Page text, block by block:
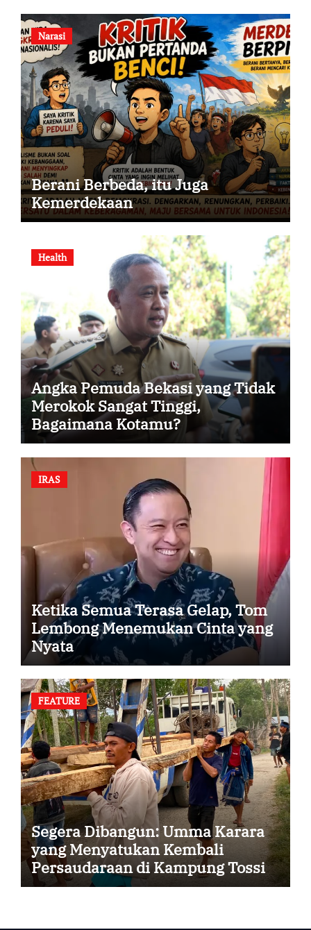
Narasi
Berani Berbeda, itu Juga
Kemerdekaan
Health
Angka Pemuda Bekasi yang Tidak
Merokok Sangat Tinggi,
Bagaimana Kotamu?
IRAS
Ketika Semua Terasa Gelap, Tom
Lembong Menemukan Cinta yang
Nyata
FEATURE
Segera Dibangun: Umma Karara
yang Menyatukan Kembali
Persaudaraan di Kampung Tossi